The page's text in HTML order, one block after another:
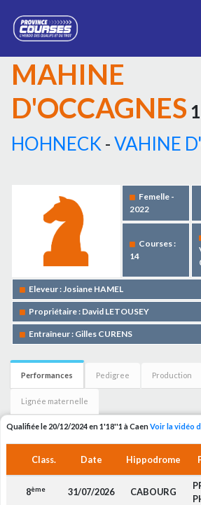
MAHINE
D'OCCAGNES
HOHNECK -VAHINE
Femelle -
2022
Courses :
14
Eleveur : Josiane HAMEL
Propriétaire : David LETOUSEY
Entraîneur : Gilles CURENS
Performances Pedigree Production
Lignée maternelle
Qualifiée le 20/12/2024 en 1'18''1 à CaenVoir la vidéo
Class. Date Hippodrome
8ème 31/07/2026 CABOURG